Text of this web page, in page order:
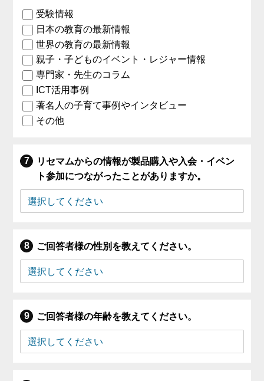
受験情報
日本の教育の最新情報
世界の教育の最新情報
親子・子どものイベント・レジャー情報
専門家・先生のコラム
ICT活用事例
著名人の子育て事例やインタビュー
その他
リセマムからの情報が製品購入や入会・イベン
ト参加につながったことがありますか。
ご回答者様の性別を教えてください。
ご回答者様の年齢を教えてください。